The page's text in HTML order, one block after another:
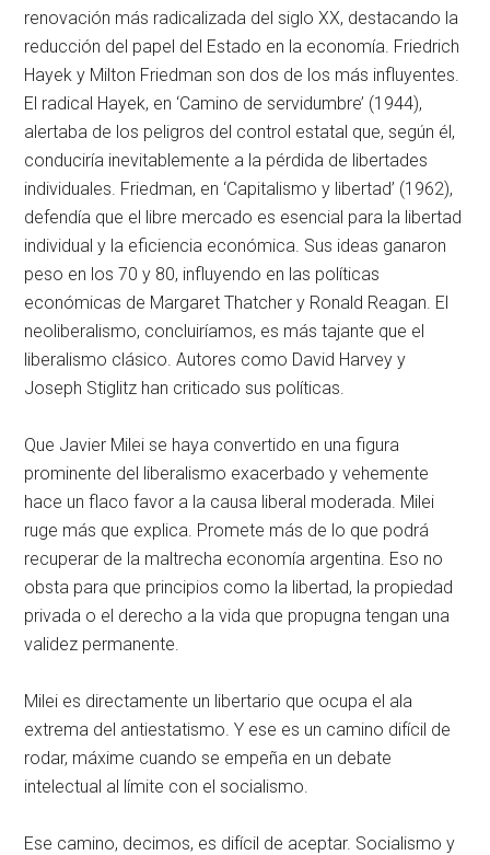
renovación más radicalizada del siglo XX, destacando la
reducción del papel del Estado en la economía. Friedrich
Hayek y Milton Friedman son dos de los más influyentes.
El radical Hayek, en ‘Camino de servidumbre’ (1944),
alertaba de los peligros del control estatal que, según él,
conduciría inevitablemente a la pérdida de libertades
individuales. Friedman, en ‘Capitalismo y libertad’ (1962),
defendía que el libre mercado es esencial para la libertad
individual y la eficiencia económica. Sus ideas ganaron
peso en los 70 y 80, influyendo en las políticas
económicas de Margaret Thatcher y Ronald Reagan. El
neoliberalismo, concluiríamos, es más tajante que el
liberalismo clásico. Autores como David Harvey y
Joseph Stiglitz han criticado sus políticas.
Que Javier Milei se haya convertido en una figura
prominente del liberalismo exacerbado y vehemente
hace un flaco favor a la causa liberal moderada. Milei
ruge más que explica. Promete más de lo que podrá
recuperar de la maltrecha economía argentina. Eso no
obsta para que principios como la libertad, la propiedad
privada o el derecho a la vida que propugna tengan una
validez permanente.
Milei es directamente un libertario que ocupa el ala
extrema del antiestatismo. Y ese es un camino difícil de
rodar, máxime cuando se empeña en un debate
intelectual al límite con el socialismo.
Ese camino, decimos, es difícil de aceptar. Socialismo y